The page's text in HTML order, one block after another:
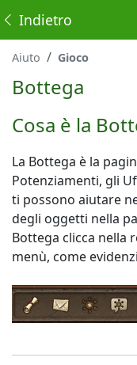
Indietro
Aiuto Gioco
Bottega
Cosa è la
La Bottega è la
Potenziamenti, gli
ti possono aiutare
degli oggetti nella
Bottega clicca nella
menù, come